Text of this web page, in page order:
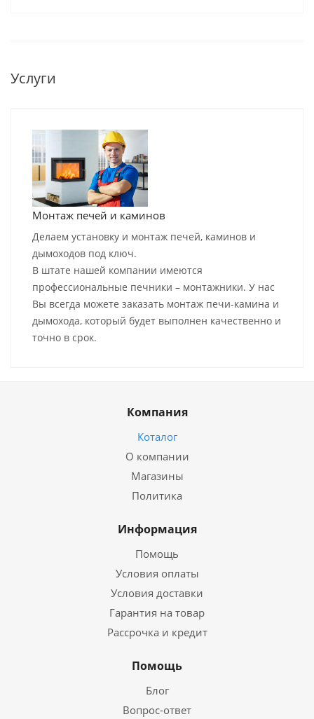
Услуги
Монтаж печей и каминов
Делаем установку и монтаж печей, каминов и
дымоходов под ключ.
В штате нашей компании имеются
профессиональные печники – монтажники. У нас
Вы всегда можете заказать монтаж печи-камина и
дымохода, который будет выполнен качественно и
точно в срок.
Компания
Коталог
О компании
Магазины
Политика
Информация
Помощь
Условия оплаты
Условия доставки
Гарантия на товар
Рассрочка и кредит
Помощь
Блог
Вопрос-ответ